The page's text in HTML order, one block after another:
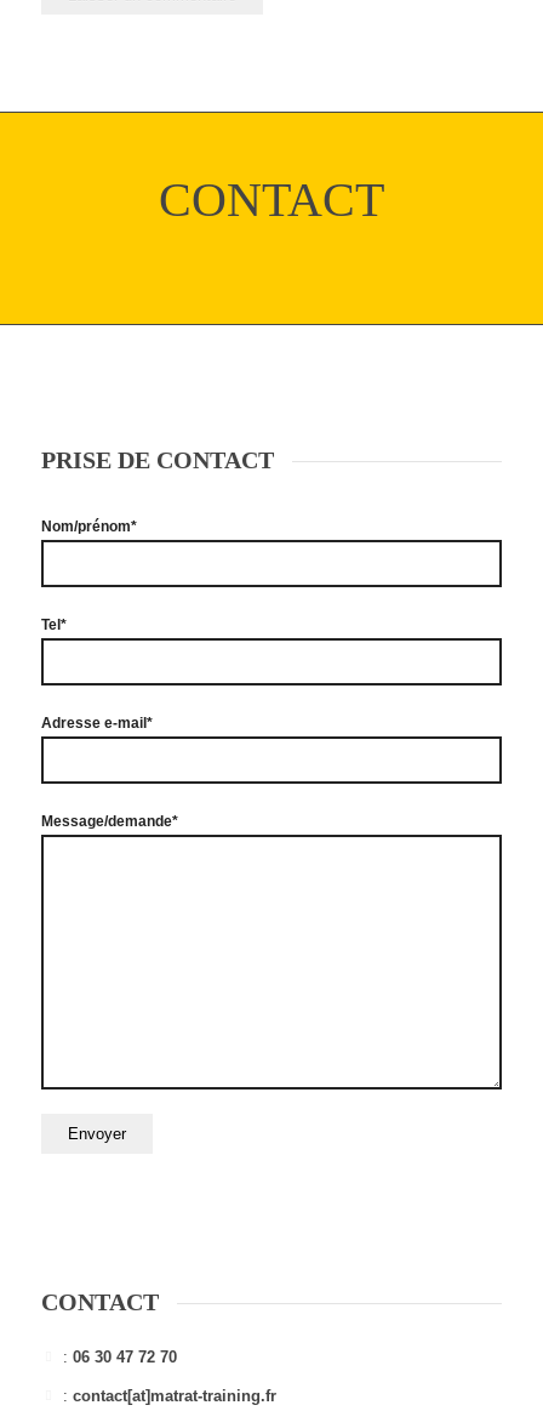
CONTACT
PRISE DE CONTACT
Nom/prénom*
Tel*
Adresse e-mail*
Message/demande*
CONTACT
:06 30 47 72 70
:contact[at]matrat-training.fr